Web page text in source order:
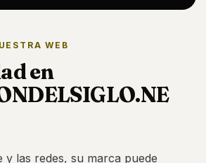
WEB
en
y las redes, su marca puede